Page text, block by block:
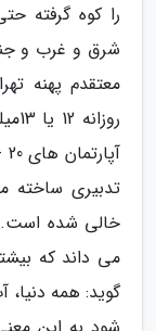
را کوه گرفته
شرق و غرب و
معتقدم پهنه
تدبیری ساخته
خالی شده است.
می داند که
گوید: همه